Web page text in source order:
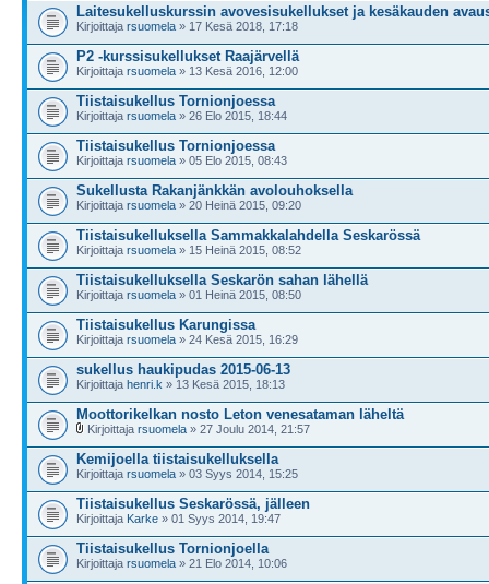
Laitesukelluskurssin avovesisukellukset ja kesäkauden
Kirjoittaja rsuomela » 17 Kesä 2018, 17:18
P2 -kurssisukellukset Raajärvellä
Kirjoittaja rsuomela » 13 Kesä 2016, 12:00
Tiistaisukellus Tornionjoessa
Kirjoittaja rsuomela » 26 Elo 2015, 18:44
Tiistaisukellus Tornionjoessa
Kirjoittaja rsuomela » 05 Elo 2015, 08:43
Sukellusta Rakanjänkkän avolouhoksella
Kirjoittaja rsuomela » 20 Heinä 2015, 09:20
Tiistaisukelluksella Sammakkalahdella Seskarössä
Kirjoittaja rsuomela » 15 Heinä 2015, 08:52
Tiistaisukelluksella Seskarön sahan lähellä
Kirjoittaja rsuomela » 01 Heinä 2015, 08:50
Tiistaisukellus Karungissa
Kirjoittaja rsuomela » 24 Kesä 2015, 16:29
sukellus haukipudas 2015-06-13
Kirjoittaja henri.k » 13 Kesä 2015, 18:13
Moottorikelkan nosto Leton venesataman läheltä
Kirjoittaja rsuomela » 27 Joulu 2014, 21:57
Kemijoella tiistaisukelluksella
Kirjoittaja rsuomela » 03 Syys 2014, 15:25
Tiistaisukellus Seskarössä, jälleen
Kirjoittaja Karke » 01 Syys 2014, 19:47
Tiistaisukellus Tornionjoella
Kirjoittaja rsuomela » 21 Elo 2014, 10:06